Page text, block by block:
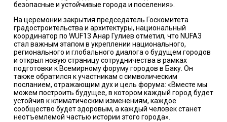
безопасные и устойчивые города и поселения».
На церемонии закрытия председатель Госкомитета
градостроительства и архитектуры, национальный
координатор по WUF13 Анар Гулиев отметил, что NUFA3
стал важным этапом в укреплении национального,
регионального и глобального диалога о будущем городов
и открыл новую страницу сотрудничества в рамках
подготовки к Всемирному форуму городов в Баку. Он
также обратился к участникам с символическим
посланием, отражающим дух и цель форума: «Вместе мы
можем построить будущее, в котором каждый город будет
устойчив к климатическим изменениям, каждое
сообщество будет здоровым, а каждый человек станет
неотъемлемой частью истории этого города».